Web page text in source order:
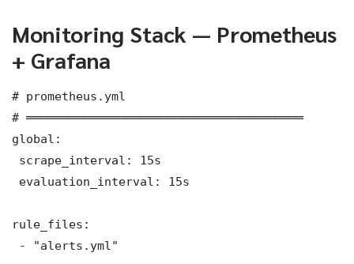
Monitoring Stack — Prometheus
+ Grafana
# prometheus.yml
# ═══════════════════════════════════════
global:
scrape_interval: 15s
evaluation_interval: 15s
rule_files:
- "alerts.yml"